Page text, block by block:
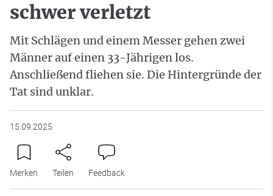
schwer verletzt
Mit Schlägen und einem Messer gehen zwei
Männer auf einen 33-Jährigen los.
Anschließend fliehen sie. Die Hintergründe der
Tat sind unklar.
15.09.2025
Merken Teilen Feedback